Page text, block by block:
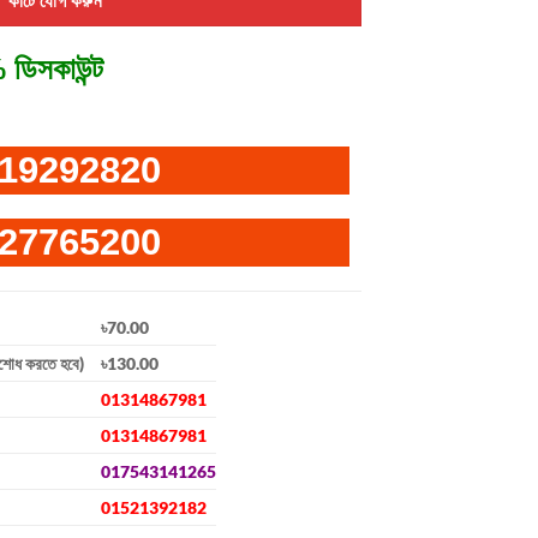
৳70.00
করতে হবে)
৳130.00
01314867981
01314867981
017543141265
01521392182